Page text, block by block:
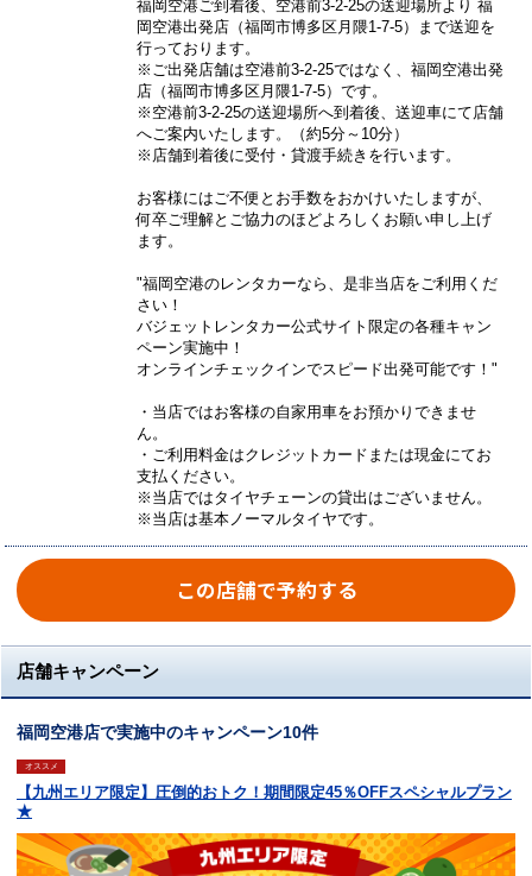
福岡空港ご到着後、空港前3-2-25の送迎場所より 福
岡空港出発店（福岡市博多区月隈1-7-5）まで送迎を
行っております。
※ご出発店舗は空港前3-2-25ではなく、福岡空港出発
店（福岡市博多区月隈1-7-5）です。
※空港前3-2-25の送迎場所へ到着後、送迎車にて店舗
へご案内いたします。（約5分～10分）
※店舗到着後に受付・貸渡手続きを行います。
お客様にはご不便とお手数をおかけいたしますが、
何卒ご理解とご協力のほどよろしくお願い申し上げ
ます。
"福岡空港のレンタカーなら、是非当店をご利用くだ
さい！
バジェットレンタカー公式サイト限定の各種キャン
ペーン実施中！
オンラインチェックインでスピード出発可能です！"
・当店ではお客様の自家用車をお預かりできませ
ん。
・ご利用料金はクレジットカードまたは現金にてお
支払ください。
※当店ではタイヤチェーンの貸出はございません。
※当店は基本ノーマルタイヤです。
この店舗で予約する
店舗キャンペーン
福岡空港店で実施中のキャンペーン10件
オススメ
【九州エリア限定】圧倒的おトク！期間限定45％OFFスペシャルプラン
★